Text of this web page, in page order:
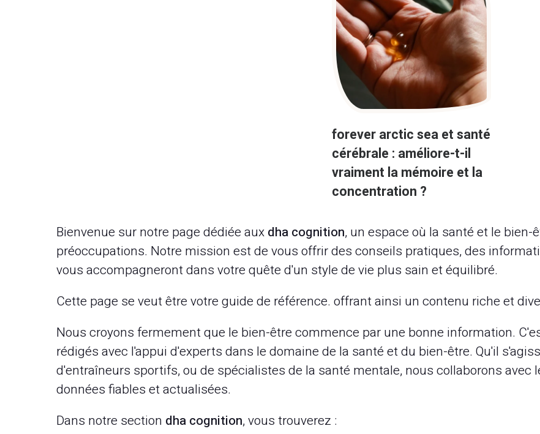
forever arctic sea et santé
cérébrale : améliore-t-il
vraiment la mémoire et la
concentration ?
Bienvenue sur notre page dédiée auxdha cognition, un espace où la santé et le
préoccupations. Notre mission est de vous offrir des conseils pratiques, des
vous accompagneront dans votre quête d'un style de vie plus sain et équilibré.
Cette page se veut être votre guide de référence. offrant ainsi un contenu riche et
Nous croyons fermement que le bien-être commence par une bonne information.
rédigés avec l'appui d'experts dans le domaine de la santé et du bien-être. Qu'il
d'entraîneurs sportifs, ou de spécialistes de la santé mentale, nous collaborons avec
données fiables et actualisées.
Dans notre section dha cognition, vous trouverez :